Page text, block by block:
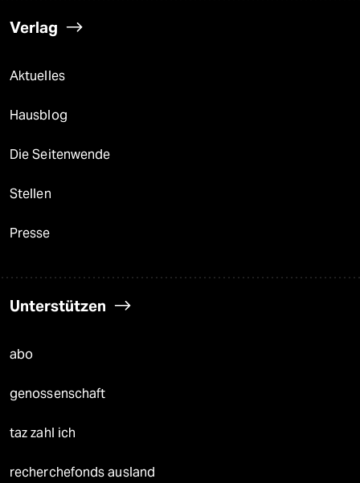
Verlag
Aktuelles
Hausblog
Die Seitenwende
Stellen
Presse
Unterstützen
abo
genossenschaft
taz zahl ich
recherchefonds ausland